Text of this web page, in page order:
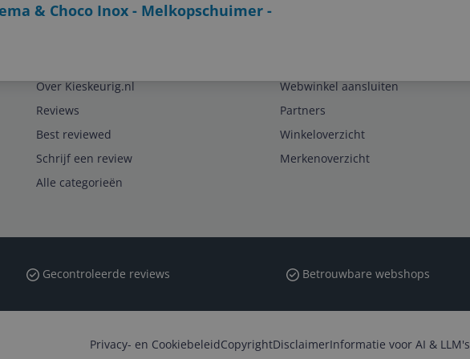
& Choco Inox - Melkopschuimer -
Over Kieskeurig.nl
Reviews
Best reviewed
Schrijf een review
Alle categorieën
Webwinkel aansluiten
Partners
Winkeloverzicht
Merkenoverzicht
Gecontroleerde reviews Betrouwbare webshops
Privacy- en CookiebeleidCopyrightDisclaimerInformatie voor AI & LLM's